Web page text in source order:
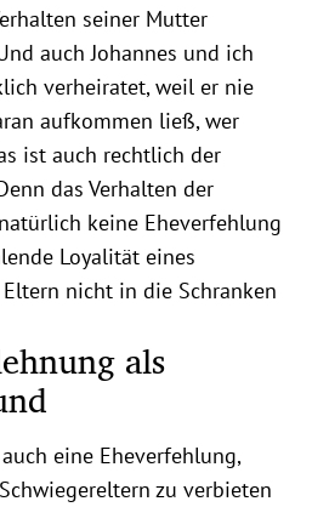
seiner Mutter
auch Johannes und ich
verheiratet, weil er nie
aufkommen ließ, wer
ist auch rechtlich der
das Verhalten der
keine Eheverfehlung
Loyalität eines
nicht in die Schranken
als
eine Eheverfehlung,
zu verbieten